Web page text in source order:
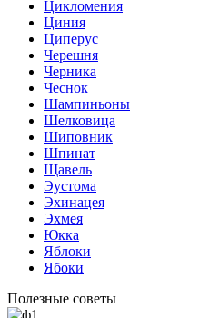
Цикломения
Циния
Циперус
Черешня
Черника
Чеснок
Шампиньоны
Шелковица
Шиповник
Шпинат
Щавель
Эустома
Эхинацея
Эхмея
Юкка
Яблоки
Ябоки
Полезные советы